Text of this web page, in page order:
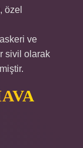
özel
ve
sivil olarak